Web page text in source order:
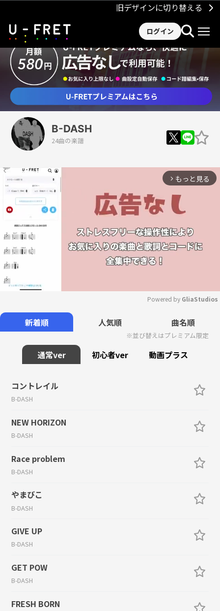
旧デザインに切り替える
ログイン
B-DASH
24曲の楽譜
arrow_forward_ios もっと見る
Mute
Powered by GliaStudios
新着順 人気順 曲名順
※並び替えはプレミアム限定
通常ver 初心者ver 動画プラス
コントレイル
B-DASH
NEW HORIZON
B-DASH
Race problem
B-DASH
やまびこ
B-DASH
GIVE UP
B-DASH
GET POW
B-DASH
FRESH BORN